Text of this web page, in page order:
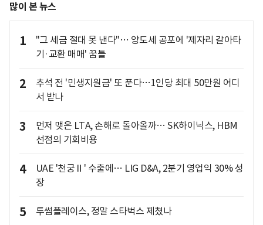
많이 본 뉴스
1
"그 세금 절대 못 낸다"… 양도세 공포에 '제자리 갈아타
기·교환 매매' 꿈틀
2
추석 전 '민생지원금' 또 푼다…1인당 최대 50만원 어디
서 받나
3
먼저 맺은 LTA, 손해로 돌아올까… SK하이닉스, HBM
선점의 기회비용
4
UAE '천궁Ⅱ' 수출에… LIG D&A, 2분기 영업익 30% 성
장
5 투썸플레이스, 정말 스타벅스 제쳤나